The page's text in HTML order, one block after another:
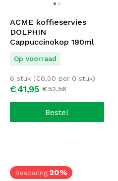
ACME koffieservies
DOLPHIN
Cappuccinokop 190ml
(grijs) - 6 stuks
Op voorraad
€52,56
€41,95
6 stuk (€0,00 per 0 stuk)
Bestel
Besparing 20%